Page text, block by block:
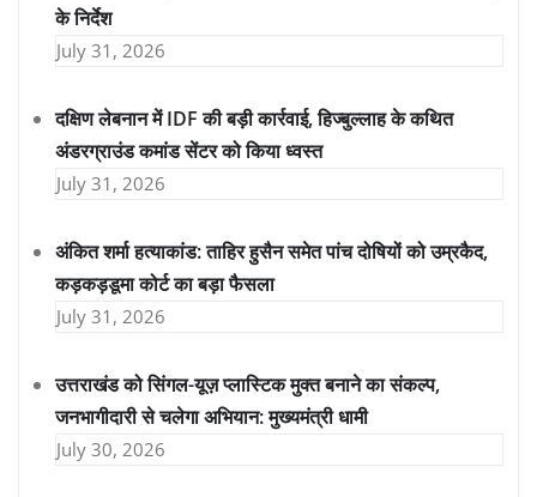
के निर्देश
July 31, 2026
दक्षिण लेबनान में IDF की बड़ी कार्रवाई, हिज्बुल्लाह के कथित
अंडरग्राउंड कमांड सेंटर को किया ध्वस्त
July 31, 2026
अंकित शर्मा हत्याकांड: ताहिर हुसैन समेत पांच दोषियों को उम्रकैद,
कड़कड़डूमा कोर्ट का बड़ा फैसला
July 31, 2026
उत्तराखंड को सिंगल-यूज़ प्लास्टिक मुक्त बनाने का संकल्प,
जनभागीदारी से चलेगा अभियान: मुख्यमंत्री धामी
July 30, 2026